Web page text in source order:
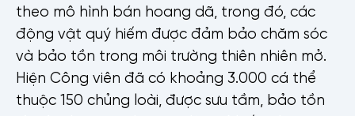
theo mô hình bán hoang dã, trong đó, các
động vật quý hiếm được đảm bảo chăm sóc
và bảo tồn trong môi trường thiên nhiên mở.
Hiện Công viên đã có khoảng 3.000 cá thể
thuộc 150 chủng loài, được sưu tầm, bảo tồn